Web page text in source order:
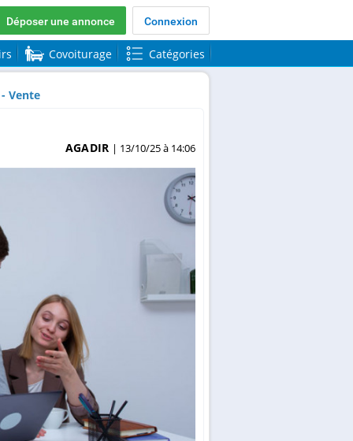
Déposer une annonce Connexion
Covoiturage Catégories
Vente
AGADIR | 13/10/25 à 14:06